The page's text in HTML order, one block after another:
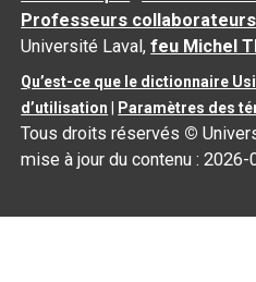
Professeurs collaborateurs
Université Laval,feu Michel
Qu’est-ce que le dictionnaire
d’utilisation
Paramètres des
Tous droits réservés ©
mise à jour du contenu :2026-